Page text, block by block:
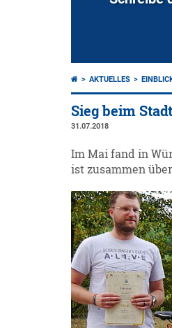
AKTUELLES
Sieg beim
31.07.2018
Im Mai fand in
ist zusammen